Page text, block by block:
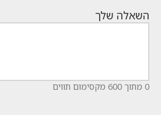
השאלה שלך
0 מתוך 600 מקסימום תווים